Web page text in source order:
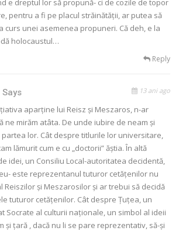
pentru a fi pe placul străinătăţii, ar putea să
curs unei asemenea propuneri. Că deh, e la
holocaustul…
Reply
Says 13 ani ago
aparţine lui Reisz şi Meszaros, n-ar
ne mirăm atâta. De unde iubire de neam şi
lor. Cât despre titlurile lor universitare,
lămurit cum e cu „doctorii” ăştia. În altă
idei, un Consiliu Local-autoritatea decidentă,
este reprezentanul tuturor cetăţenilor nu
Reiszilor şi Meszarosilor şi ar trebui să decidă
tuturor cetăţenilor. Cât despre Ţuţea, un
Socrate al culturii naţionale, un simbol al ideii
şi ţară , dacă nu li se pare reprezentativ, să-şi